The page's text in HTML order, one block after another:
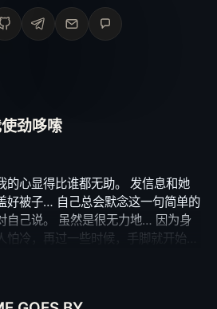
GitHubTelegram
Email Phone
劲哆嗦
的心显得比谁都无助。 发信息和她
好被子… 自己总会默念这一句简单的
自己说。 虽然是很无力地… 因为身
冷，再过一些时候，手脚就开始不